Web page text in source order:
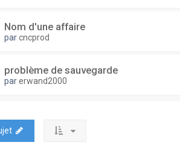
Nom d'une affaire
parcncprod
problème de sauvegarde
parerwand2000